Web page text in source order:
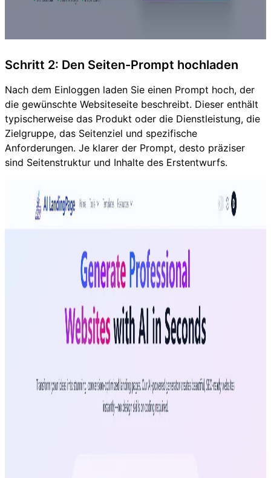
Schritt 2: Den Seiten-Prompt hochladen
Nach dem Einloggen laden Sie einen Prompt hoch, der
die gewünschte Websiteseite beschreibt. Dieser enthält
typischerweise das Produkt oder die Dienstleistung, die
Zielgruppe, das Seitenziel und spezifische
Anforderungen. Je klarer der Prompt, desto präziser
sind Seitenstruktur und Inhalte des Erstentwurfs.